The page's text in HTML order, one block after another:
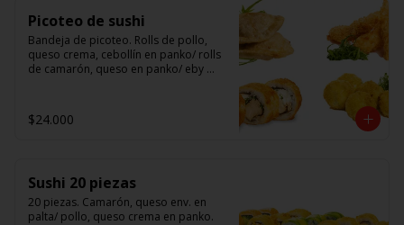
Picoteo de sushi
Bandeja de picoteo. Rolls de pollo,
queso crema, cebollín en panko/ rolls
de camarón, queso en panko/ eby
crema)/ gyosas mixtas.
$24.000
Sushi 20 piezas
20 piezas. Camarón, queso env. en
palta/ pollo, queso crema en panko.